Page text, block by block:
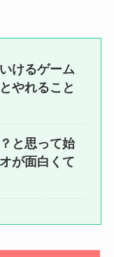
けるゲーム
やれること
と思って始
が面白くて